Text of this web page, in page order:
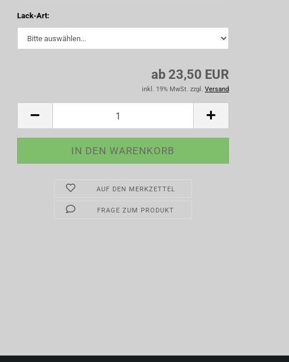
Lack-Art:
ab 23,50 EUR
inkl. 19% MwSt. zzgl. Versand
AUF DEN MERKZETTEL
FRAGE ZUM PRODUKT